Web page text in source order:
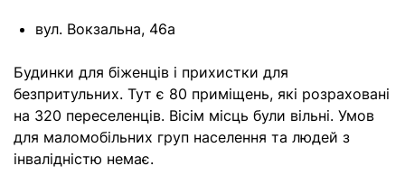
вул. Вокзальна, 46а
Будинки для біженців і прихистки для
безпритульних. Тут є 80 приміщень, які розраховані
на 320 переселенців. Вісім місць були вільні. Умов
для маломобільних груп населення та людей з
інвалідністю немає.